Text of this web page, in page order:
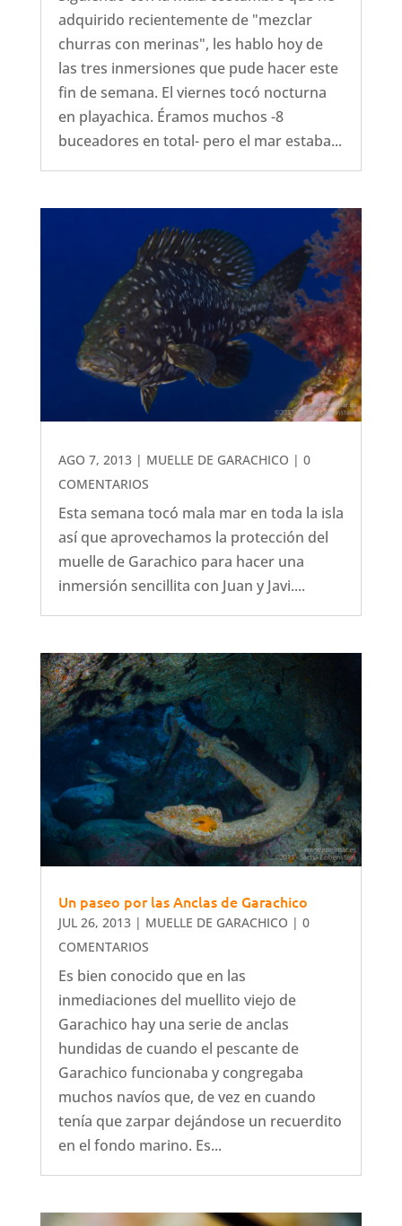
adquirido recientemente de "mezclar
churras con merinas", les hablo hoy de
las tres inmersiones que pude hacer este
fin de semana. El viernes tocó nocturna
en playachica. Éramos muchos -8
buceadores en total- pero el mar estaba...
AGO 7, 2013| MUELLE DE GARACHICO | 0
COMENTARIOS
Esta semana tocó mala mar en toda la isla
así que aprovechamos la protección del
muelle de Garachico para hacer una
inmersión sencillita con Juan y Javi....
Un paseo por las Anclas de Garachico
JUL 26, 2013| MUELLE DE GARACHICO | 0
COMENTARIOS
Es bien conocido que en las
inmediaciones del muellito viejo de
Garachico hay una serie de anclas
hundidas de cuando el pescante de
Garachico funcionaba y congregaba
muchos navíos que, de vez en cuando
tenía que zarpar dejándose un recuerdito
en el fondo marino. Es...